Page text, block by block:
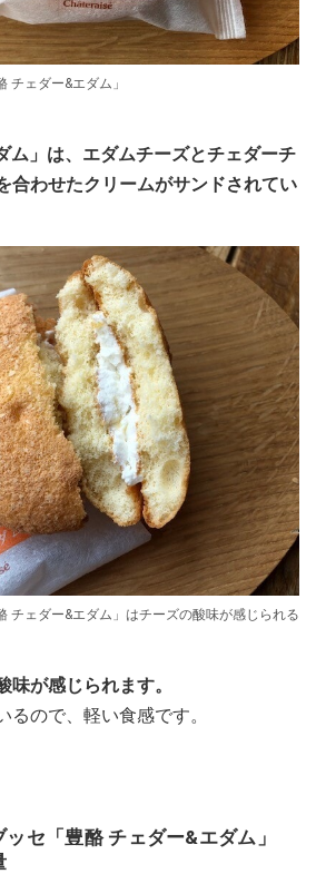
チェダー&エダム」
ム」は、エダムチーズとチェダーチ
合わせたクリームがサンドされてい
チェダー&エダム」はチーズの酸味が感じられる
が感じられます。
ので、軽い食感です。
セ「豊酪 チェダー&エダム」